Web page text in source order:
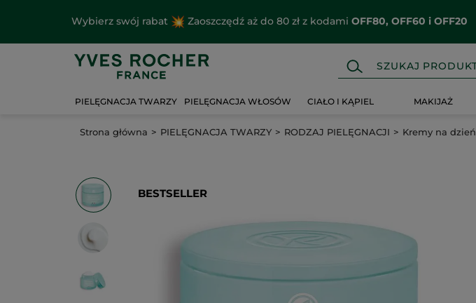
Wybierz swój rabat Zaoszczędź aż do 80 zł z kodami OFF80, OFF60 i OFF20
PIELĘGNACJA TWARZY PIELĘGNACJA WŁOSÓW CIAŁO I KĄPIEL MAKIJAŻ
Strona główna PIELĘGNACJA TWARZY RODZAJ PIELĘGNACJI Kremy na dzień
BESTSELLER